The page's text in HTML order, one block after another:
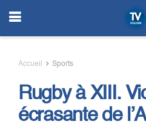
Accueil Sports
Rugby à XIII.
écrasante de